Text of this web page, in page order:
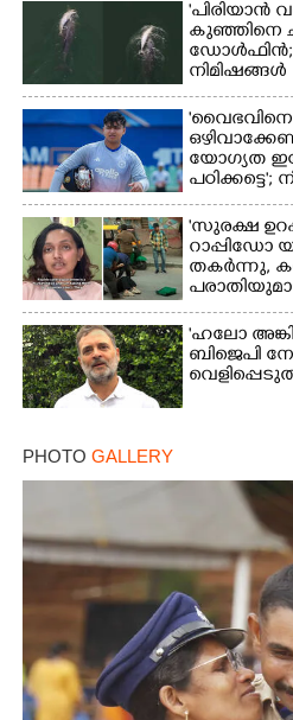
'പിരിയാൻ
കുഞ്ഞിനെ
ഡോൾഫിൻ;
നിമിഷങ്ങൾ
'വൈഭവിനെ
യോഗ്യത
ക്രിക്കറ്റ്
'സുരക്ഷ
റാപ്പിഡോ
തകർന്നു,
'ഹലോ
ബിജെപി
PHOTO GALLERY